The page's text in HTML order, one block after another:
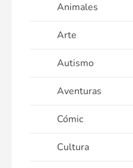
Animales
Arte
Autismo
Aventuras
Cómic
Cultura